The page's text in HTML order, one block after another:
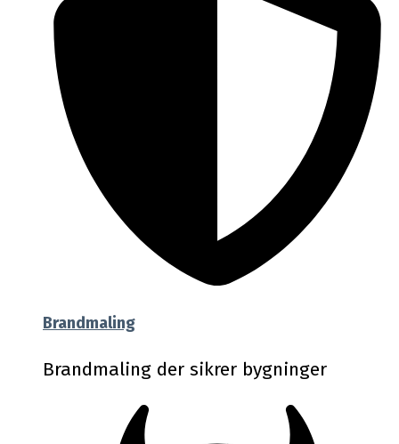
Brandmaling
Brandmaling der sikrer bygninger